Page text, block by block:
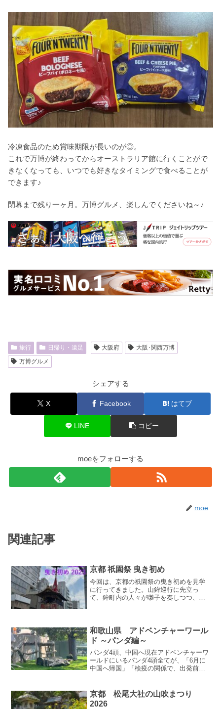
冷凍食品のため賞味期限が長いのが◎。
これで万博が終わってからオーストラリア館に行くことがで
きなくなっても、いつでも好きなタイミングで食べることが
できます♪
閉幕まで残り一ヶ月。万博グルメ、楽しんでくださいね～♪
旅行 日帰り・遠足 大阪府
大阪･関西万博
万博グルメ
シェアする
X Facebook はてブ
LINE コピー
moeをフォローする
moe
関連記事
京都 祇園祭 曳き初め
今回は、京都の祇園祭の曳き初めを見学
に行ってきました。山鉾巡行に先立っ
て、鉾町内の人々が囃子を奏しつつ、そ
と13日後 祭：7月2...
和歌山県 アドベンチャーワール
ド ～パンダ編～
パンダ4頭、中国へ現在アドベンチャーワ
ールドにいるパンダ4頭全てが、「6月に
中国へ帰国」「検疫の関係で、出発前の
ス越しでなくパンダ達を見たいと思い、
今夏に計画していた白...
京都 松尾大社の山吹まつり
2026